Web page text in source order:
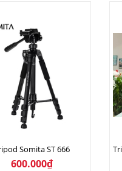
Somita ST 666
600.000₫